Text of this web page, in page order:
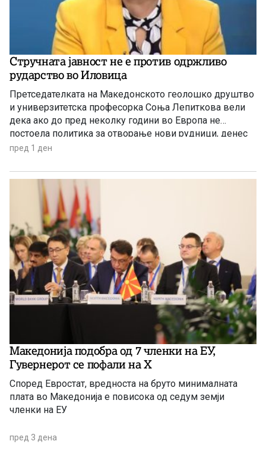
Стручната јавност не е против одржливо
рударство во Иловица
Претседателката на Македонското геолошко друштво
и универзитетска професорка Соња Лепиткова вели
дека ако до пред неколку години во Европа не
постоела политика за отворање нови рудници, денес
таа политика е апсолутно сменета и листата на
пред 1 ден
Македонија подобра од 7 членки на ЕУ,
Гувернерот се пофали на Х
Според Евростат, вредноста на бруто минималната
плата во Македонија е повисока од седум земји
членки на ЕУ
пред 3 дена